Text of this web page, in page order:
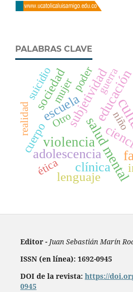
PALABRAS CLAVE
salud mental
violencia
adolescencia
clínica
subjetividad
escuela
sociedad
lenguaje
cuerpo
mujer
ética
poder
suicidio
Otro
guerra
realidad niño
Editor - Juan Sebastián Marín
ISSN (en línea): 1692-0945
DOI de la revista: https://
0945